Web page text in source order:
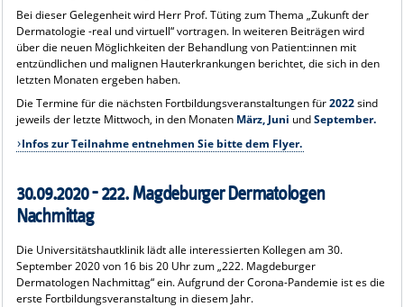
Bei dieser Gelegenheit wird Herr Prof. Tüting zum Thema „Zukunft der
Dermatologie -real und virtuell“ vortragen. In weiteren Beiträgen wird
über die neuen Möglichkeiten der Behandlung von Patient:innen mit
entzündlichen und malignen Hauterkrankungen berichtet, die sich in den
letzten Monaten ergeben haben.
Die Termine für die nächsten Fortbildungsveranstaltungen für2022sind
jeweils der letzte Mittwoch, in den Monaten März, Juni undSeptember.
Infos zur Teilnahme entnehmen Sie bitte dem Flyer.
30.09.2020 - 222. Magdeburger Dermatologen
Nachmittag
Die Universitätshautklinik lädt alle interessierten Kollegen am 30.
September 2020 von 16 bis 20 Uhr zum „222. Magdeburger
Dermatologen Nachmittag“ ein. Aufgrund der Corona-Pandemie ist es die
erste Fortbildungsveranstaltung in diesem Jahr.